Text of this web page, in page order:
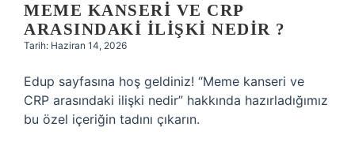
Hakkımızda
MEME KANSERI VE CRP
ARASINDAKI ILIŞKI NEDIR ?
Tarih: Haziran 14, 2026
Edup sayfasına hoş geldiniz! “Meme kanseri ve
CRP arasındaki ilişki nedir” hakkında hazırladığımız
bu özel içeriğin tadını çıkarın.